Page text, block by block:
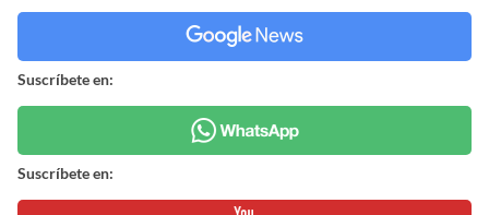
Suscríbete en:
Suscríbete en: